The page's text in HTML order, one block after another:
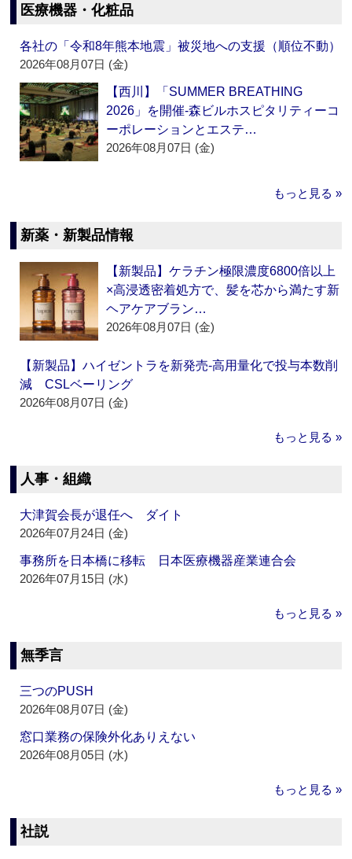
医療機器・化粧品
各社の「令和8年熊本地震」被災地への支援（順位不動）
2026年08月07日 (金)
【西川】「SUMMER BREATHING
2026」を開催‐森ビルホスピタリティーコ
ーポレーションとエステ…
2026年08月07日 (金)
もっと見る »
新薬・新製品情報
【新製品】ケラチン極限濃度6800倍以上
×高浸透密着処方で、髪を芯から満たす新
ヘアケアブラン…
2026年08月07日 (金)
【新製品】ハイゼントラを新発売‐高用量化で投与本数削
減 CSLベーリング
2026年08月07日 (金)
もっと見る »
人事・組織
大津賀会長が退任へ ダイト
2026年07月24日 (金)
事務所を日本橋に移転 日本医療機器産業連合会
2026年07月15日 (水)
もっと見る »
無季言
三つのPUSH
2026年08月07日 (金)
窓口業務の保険外化ありえない
2026年08月05日 (水)
もっと見る »
社説